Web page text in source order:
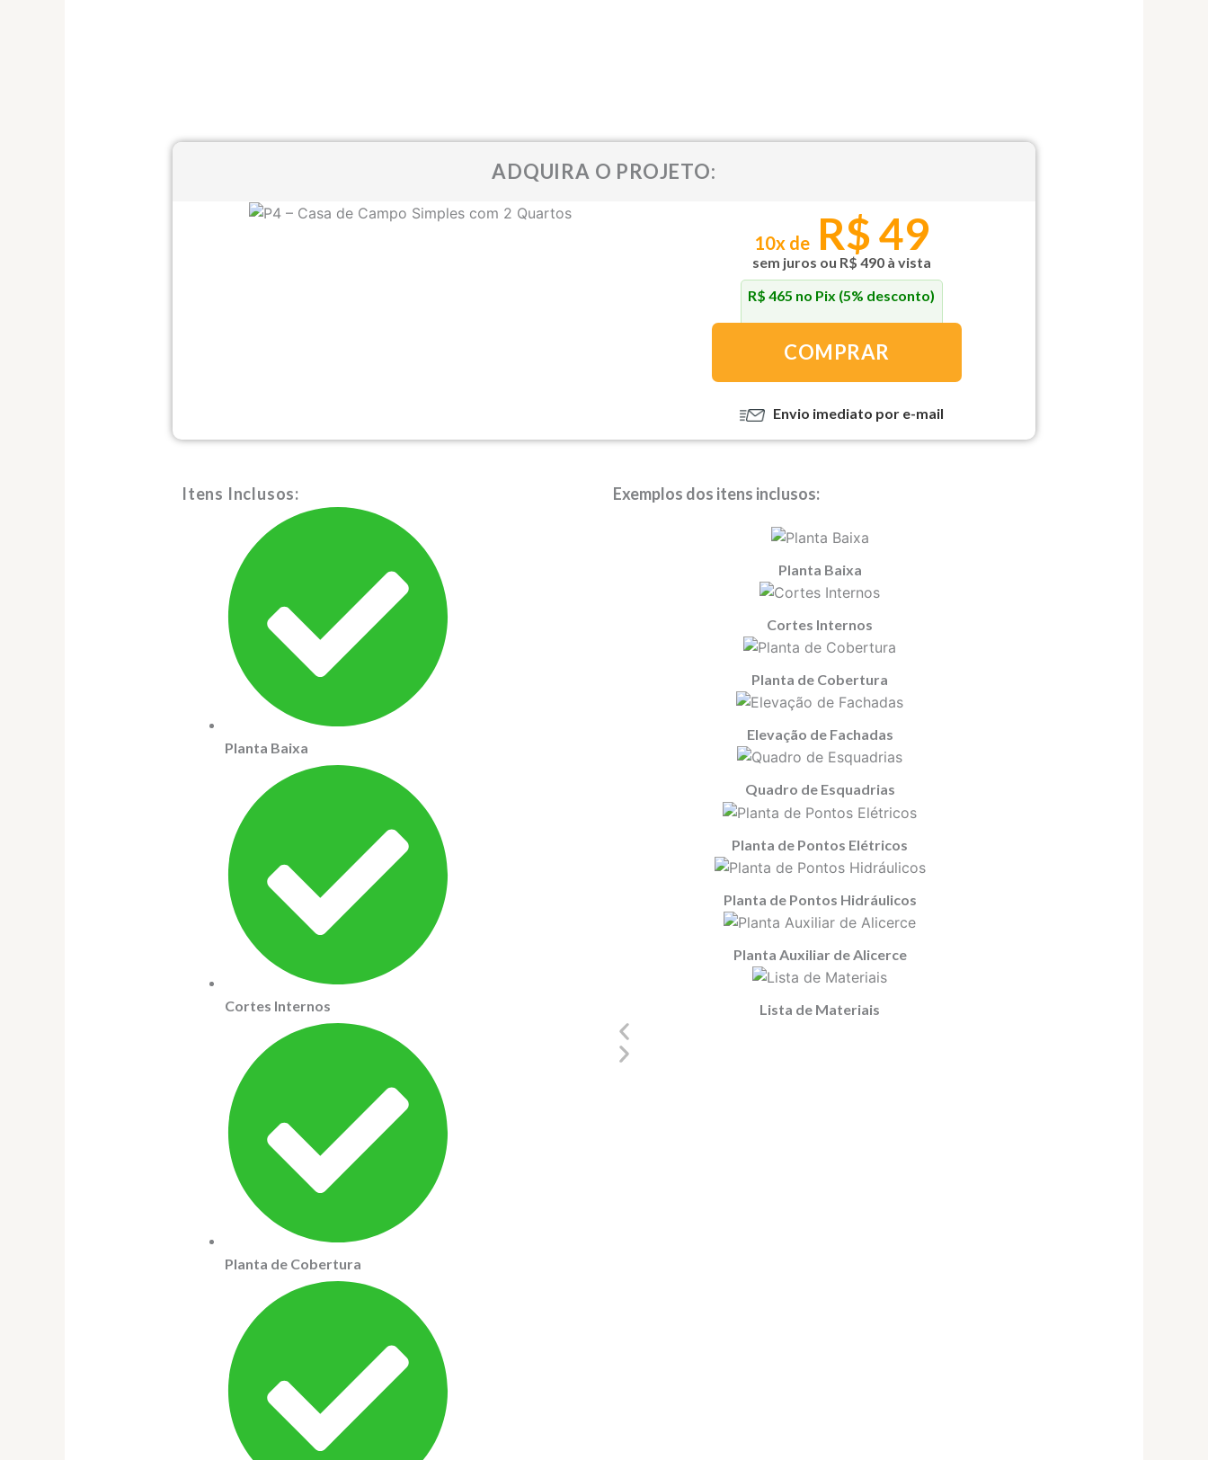
ADQUIRA O PROJETO:
10x de R$ 49
sem juros ou R$ 490 à vista
R$ 465 no Pix (5% desconto)
P4
Campo
Simples
Quartos
quantidade
COMPRAR
Envio imediato por e-mail
Itens Inclusos:
Planta Baixa
Cortes Internos
Planta de Cobertura
Exemplos dos itens inclusos:
Planta Baixa
Cortes Internos
Planta de Cobertura
Elevação de Fachadas
Quadro de Esquadrias
Planta de Pontos Elétricos
Planta de Pontos Hidráulicos
Planta Auxiliar de Alicerce
Lista de Materiais